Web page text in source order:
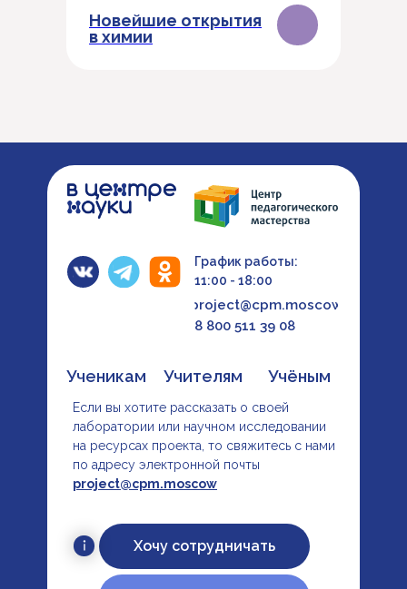
Новейшие открытия
в химии
Если вы хотите рассказать о своей
лаборатории или научном исследовании
на ресурсах проекта, то свяжитесь с нами
по адресу электронной почты
project@cpm.moscow
project@cpm.moscow
Ученикам Учителям Учёным
8 800 511 39 08
Хочу сотрудничать
График работы:
11:00 - 18:00